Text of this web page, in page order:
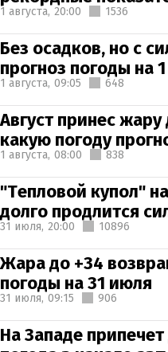
1 августа, 20:00 1536
Без осадков, но с
прогноз погоды на 1
1 августа, 09:05 648
Август принес жару
какую погоду
1 августа, 08:00 838
"Тепловой купол"
долго продлится
31 июля, 20:00 10896
Жара до +34
погоды на 31 июля
31 июля, 09:15 906
На Западе